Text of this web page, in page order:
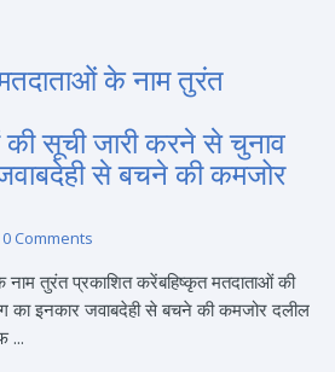
के नाम तुरंत
सूची जारी करने से चुनाव
से बचने की कमजोर
0 Comments
तुरंत प्रकाशित करेंबहिष्कृत मतदाताओं की
का इनकार जवाबदेही से बचने की कमजोर दलील
...